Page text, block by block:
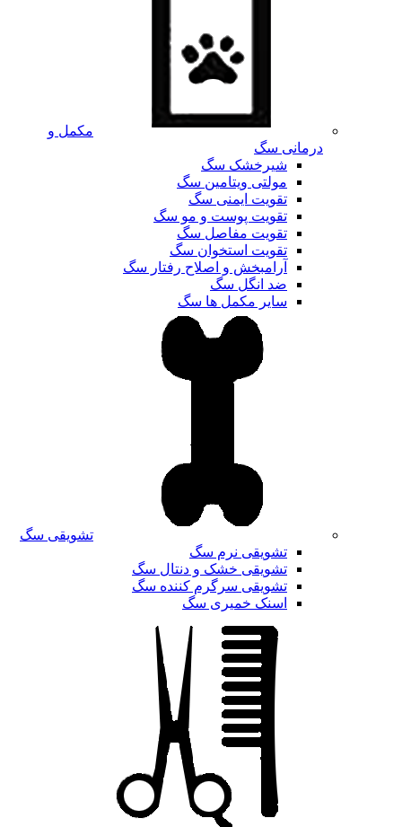
مکمل و
درمانی سگ
شیرخشک سگ
مولتی ویتامین سگ
تقویت ایمنی سگ
تقویت پوست و مو سگ
تقویت مفاصل سگ
تقویت استخوان سگ
آرامبخش و اصلاح رفتار سگ
ضد انگل سگ
سایر مکمل ها سگ
تشویقی سگ
تشویقی نرم سگ
تشویقی خشک و دنتال سگ
تشویقی سرگرم کننده سگ
اسنک خمیری سگ